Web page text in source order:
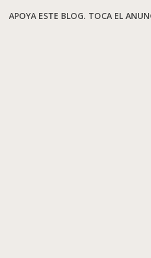
APOYA ESTE BLOG. TOCA EL